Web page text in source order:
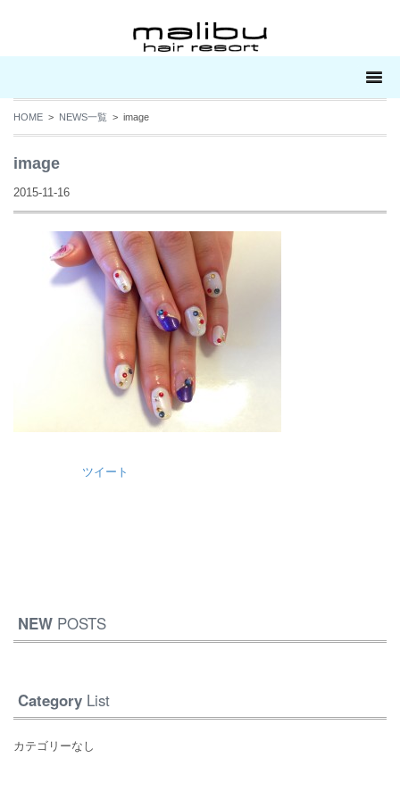
HOME > NEWS一覧 > image
image
2015-11-16
ツイート
NEW POSTS
Category List
カテゴリーなし